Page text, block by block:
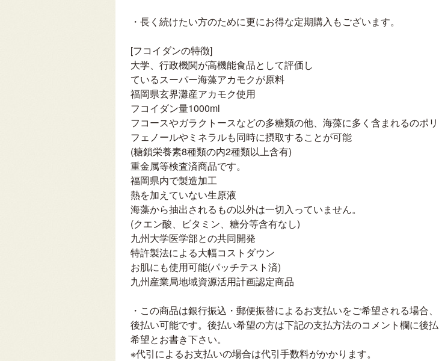
・長く続けたい方のために更にお得な定期購入もございます。
[フコイダンの特徴]
大学、行政機関が高機能食品として評価し
ているスーパー海藻アカモクが原料
福岡県玄界灘産アカモク使用
フコイダン量1000ml
フコースやガラクトースなどの多糖類の他、海藻に多く含まれるのポリ
フェノールやミネラルも同時に摂取することが可能
(糖鎖栄養素8種類の内2種類以上含有)
重金属等検査済商品です。
福岡県内で製造加工
熱を加えていない生原液
海藻から抽出されるもの以外は一切入っていません。
(クエン酸、ビタミン、糖分等含有なし)
九州大学医学部との共同開発
特許製法による大幅コストダウン
お肌にも使用可能(パッチテスト済)
九州産業局地域資源活用計画認定商品
・この商品は銀行振込・郵便振替によるお支払いをご希望される場合、
後払い可能です。後払い希望の方は下記の支払方法のコメント欄に後払
希望とお書き下さい。
※代引によるお支払いの場合は代引手数料がかかります。